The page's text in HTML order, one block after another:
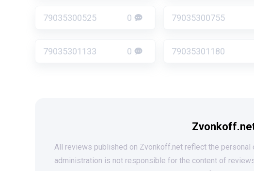
79035300525 0 79035300755
79035301133 0 79035301180
All reviews published on Zvonkoff.net reflect the personal
administration is not responsible for the content of